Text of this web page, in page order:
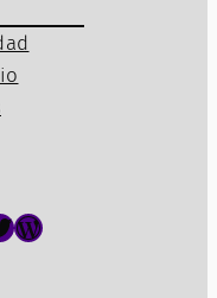
WordPress